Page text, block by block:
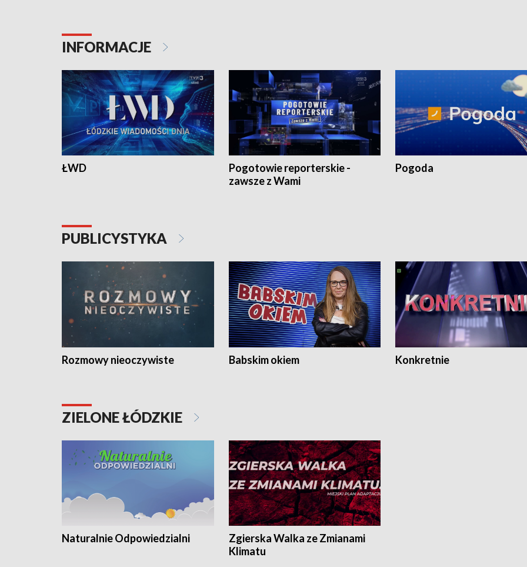
INFORMACJE
ŁWD
Pogotowie reporterskie -
zawsze z Wami
Pogoda
PUBLICYSTYKA
Rozmowy nieoczywiste Babskim okiem Konkretnie
ZIELONE ŁÓDZKIE
Naturalnie Odpowiedzialni
Zgierska Walka ze Zmianami
Klimatu